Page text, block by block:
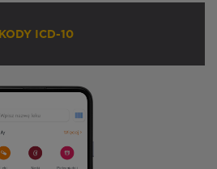
KODY ICD-10